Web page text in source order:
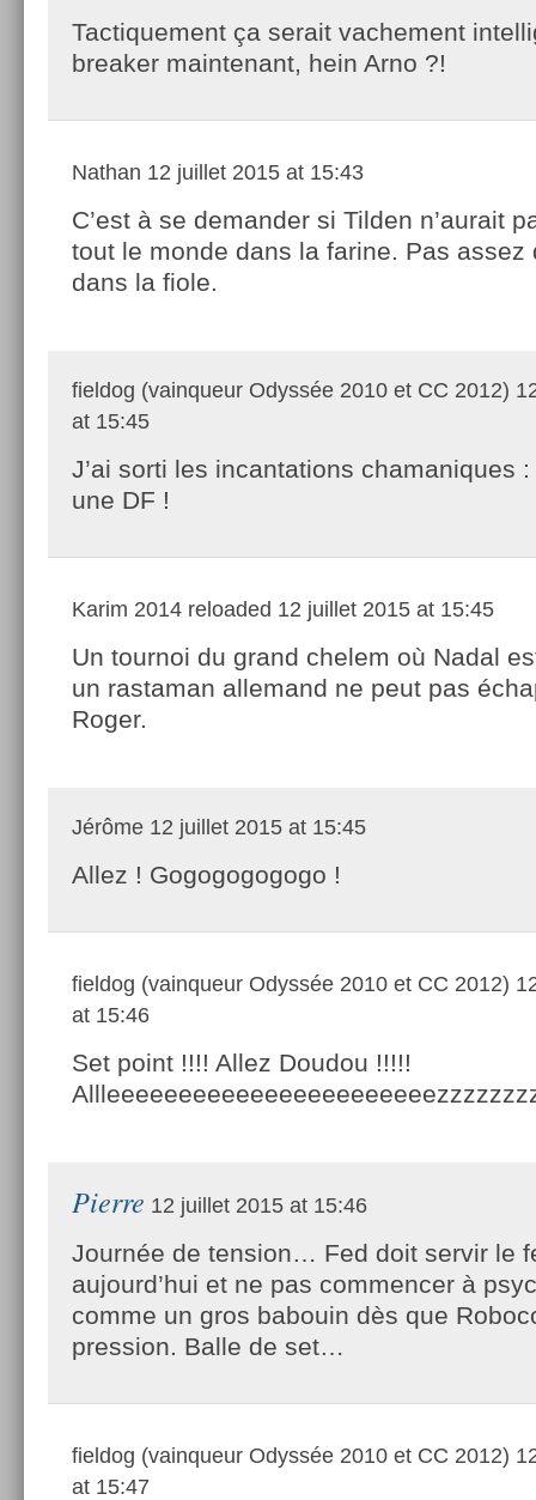
Tactiquement ça serait vachement
breaker maintenant, hein Arno ?!
Nathan 12 juillet 2015 at 15:43
C’est à se demander si Tilden n’aurait
tout le monde dans la farine. Pas assez
dans la fiole.
fieldog (vainqueur Odyssée 2010 et CC 2012)
at 15:45
J’ai sorti les incantations chamaniques
une DF !
Karim 2014 reloaded 12 juillet 2015 at 15:45
Un tournoi du grand chelem où Nadal
un rastaman allemand ne peut pas
Roger.
Jérôme 12 juillet 2015 at 15:45
Allez ! Gogogogogogo !
fieldog (vainqueur Odyssée 2010 et CC 2012)
at 15:46
Set point !!!! Allez Doudou !!!!!
Pierre 12 juillet 2015 at 15:46
Journée de tension… Fed doit servir le
aujourd’hui et ne pas commencer à
comme un gros babouin dès que
pression. Balle de set…
fieldog (vainqueur Odyssée 2010 et CC 2012)
at 15:47